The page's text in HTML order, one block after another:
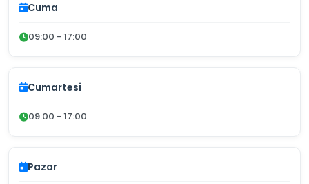
Cuma
09:00 - 17:00
Cumartesi
09:00 - 17:00
Pazar